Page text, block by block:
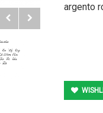
argento